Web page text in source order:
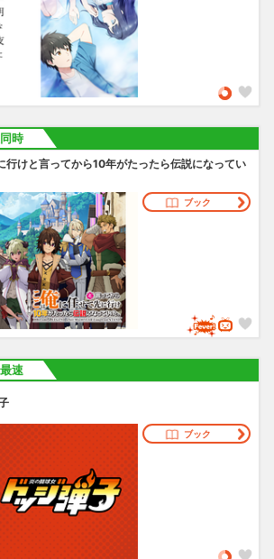
時
行けと言ってから10年がたったら伝説になってい
ブック
速
ブック